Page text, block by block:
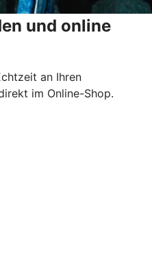
und online
an Ihren
im Online-Shop.